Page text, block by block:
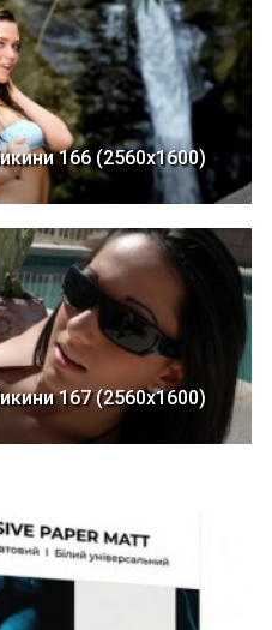
166 (2560x1600)
167 (2560x1600)